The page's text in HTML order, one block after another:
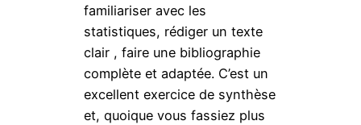
familiariser avec les
statistiques, rédiger un texte
clair , faire une bibliographie
complète et adaptée. C’est un
excellent exercice de synthèse
et, quoique vous fassiez plus